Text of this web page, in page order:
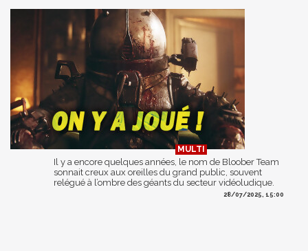
Il y a encore quelques années, le nom de Bloober Team
sonnait creux aux oreilles du grand public, souvent
relégué à l’ombre des géants du secteur vidéoludique.
28/07/2025, 15:00